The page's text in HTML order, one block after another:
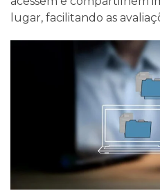
lugar, facilitando as